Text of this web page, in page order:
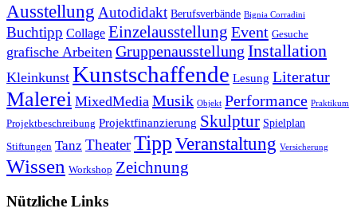
Ausstellung Autodidakt Berufsverbände Bignia Corradini
Buchtipp Collage Einzelausstellung Event Gesuche
grafische Arbeiten Gruppenausstellung Installation
Kleinkunst Kunstschaffende Lesung Literatur
Malerei MixedMedia Musik Objekt Performance Praktikum
Projektbeschreibung Projektfinanzierung Skulptur Spielplan
Stiftungen Tanz TheaterTippVeranstaltung Versicherung
Wissen Workshop Zeichnung
Nützliche Links